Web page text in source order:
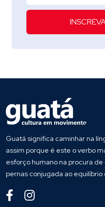
Guatá significa caminhar na
assim porque é este o verbo
esforço humano na procura
pernas conjugada ao